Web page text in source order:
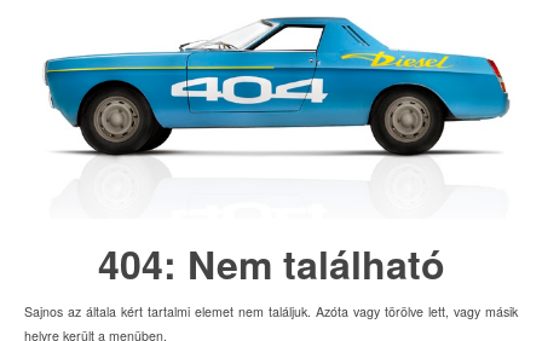
404: Nem található
Sajnos az általa kért tartalmi elemet nem találjuk. Azóta vagy törölve lett, vagy másik
helyre került a menüben.